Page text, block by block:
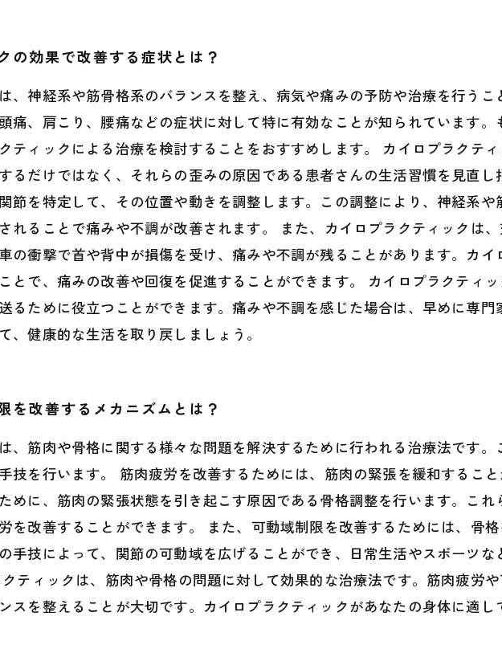
の効果で改善する症状とは？
、神経系や筋骨格系のバランスを整え、病気や痛みの予防や治療を行うこ
痛、肩こり、腰痛などの症状に対して特に有効なことが知られています
ティックによる治療を検討することをおすすめします。 カイロプラクテ
るだけではなく、それらの歪みの原因である患者さんの生活習慣を見直
節を特定して、その位置や動きを調整します。この調整により、神経系
れることで痛みや不調が改善されます。 また、カイロプラクティックは
の衝撃で首や背中が損傷を受け、痛みや不調が残ることがあります。カ
とで、痛みの改善や回復を促進することができます。 カイロプラクティ
るために役立つことができます。痛みや不調を感じた場合は、早めに専
、健康的な生活を取り戻しましょう。
を改善するメカニズムとは？
、筋肉や骨格に関する様々な問題を解決するために行われる治療法です
技を行います。 筋肉疲労を改善するためには、筋肉の緊張を緩和するこ
めに、筋肉の緊張状態を引き起こす原因である骨格調整を行います。こ
を改善することができます。 また、可動域制限を改善するためには、骨
手技によって、関節の可動域を広げることができ、日常生活やスポーツ
ティックは、筋肉や骨格の問題に対して効果的な治療法です。筋肉疲労
スを整えることが大切です。カイロプラクティックがあなたの身体に適